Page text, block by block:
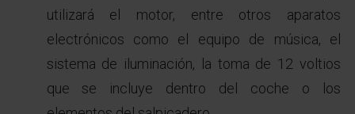
utilizará el motor, entre otros aparatos
electrónicos como el equipo de música, el
sistema de iluminación, la toma de 12 voltios
que se incluye dentro del coche o los